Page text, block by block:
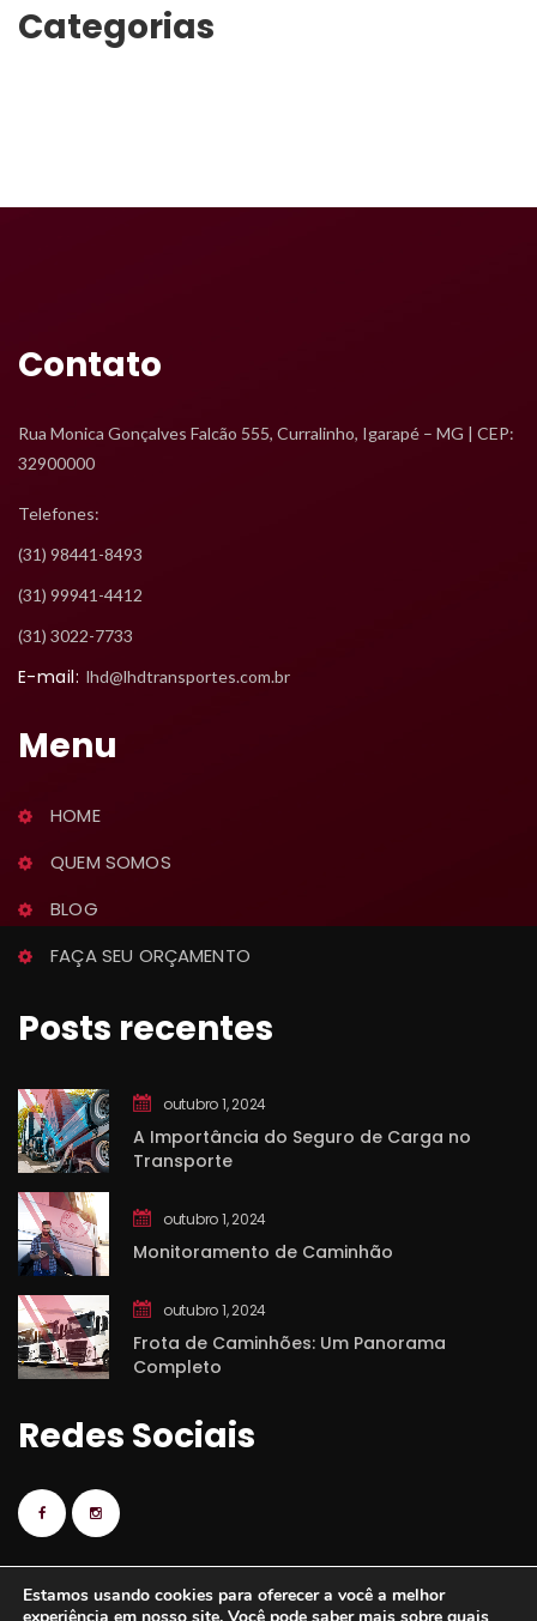
Categoria
Contato
Rua Monica Gonçalves Falcão 555, Curralinho, Igarapé – MG | CEP:
32900000
Telefones:
(31) 98441-8493
(31) 99941-4412
(31) 3022-7733
E-mail: lhd@lhdtransportes.com.br
Menu
HOME
QUEM SOMOS
BLOG
FAÇA SEU ORÇAMENTO
Posts recente
outubro 1, 2024
A Importância do Seguro de Carga no
Transporte
outubro 1, 2024
Monitoramento de Caminhão
outubro 1, 2024
Frota de Caminhões: Um Panorama
Completo
Redes Sociai
Estamos usando cookies para oferecer a você a melhor